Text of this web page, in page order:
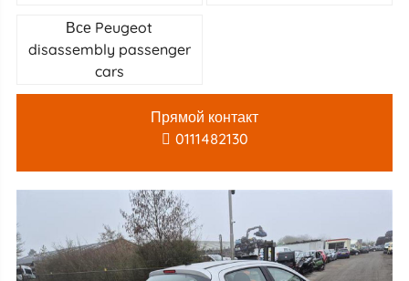
Все Peugeot
disassembly passenger
cars
Прямой контакт
0111482130